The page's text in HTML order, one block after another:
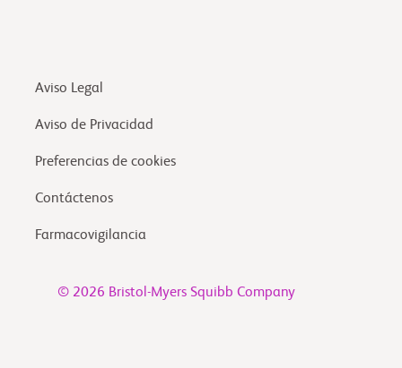
Aviso Legal
Aviso de Privacidad
Preferencias de cookies
Contáctenos
Farmacovigilancia
© 2026 Bristol-Myers Squibb Company